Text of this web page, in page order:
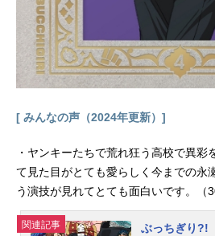
ト：大谷藍生
集：坂本久美
音楽：藤澤慶
作・プロデュ
題歌OP：「...
[ みんなの声（2024年更新）]
・ヤンキーたちで荒れ狂う高校で異彩
て見た目がとても愛らしく今までの永
う演技が見れてとても面白いです。（
関連記事
ぶっちぎり?!